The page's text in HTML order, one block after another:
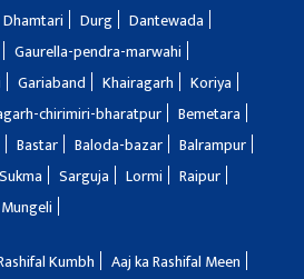
Dhamtari Durg
Dantewada
Gaurella-pendra-marwahi
Gariaband Khairagarh
Koriya
chirimiri-bharatpur
Bemetara
Bastar Baloda-bazar
Balrampur
Sukma Sarguja Lormi
Raipur
Mungeli
Kumbh
Aaj ka Rashifal Meen